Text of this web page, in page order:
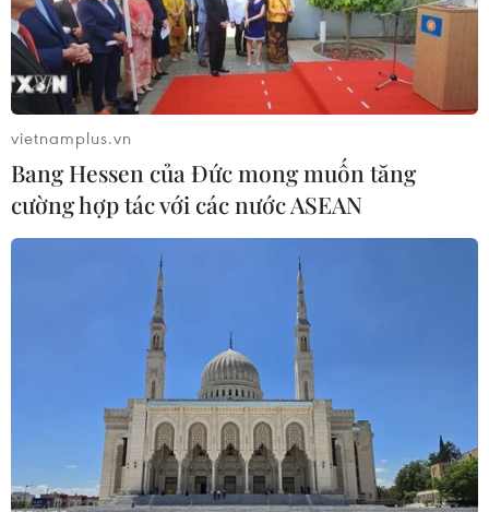
08/08/2026 11:05
Giải quyết khó khăn, vướng mắc
trong lĩnh vực thuế và hải quan
Mỹ chi hơn 2 tỷ USD thúc đẩy ngành
pin và khoáng sản nội địa
Thị trường chứng khoán: Sức ép từ
"vùng trũng" thông tin sau một nhịp
phục hồi
08/08/2026 08:04
vietnamplus.vn
Bang Hessen của Đức mong muốn tăng
cường hợp tác với các nước ASEAN